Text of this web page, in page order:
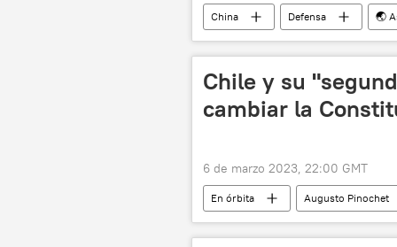
China Defensa 🌏
Japón
🛡️ Fuerzas Armadas
Chile y su
cambiar la
6 de marzo 2023, 22:00 GMT
En órbita Augusto Pinochet
Senado de Colombia